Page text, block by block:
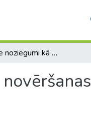
Ekonomiskie noziegumi kā ēnu ekonomikas daļa un to novēršanas pasākumu pilnveidošana.